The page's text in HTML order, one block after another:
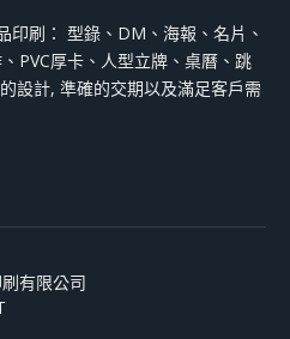
印刷： 型錄、DM、海報、名片、
PVC厚卡、人型立牌、桌曆、跳
設計, 準確的交期以及滿足客戶需
有限公司